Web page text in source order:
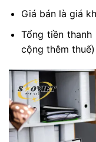
Giá bán là giá
Tổng tiền
cộng thêm thuế)